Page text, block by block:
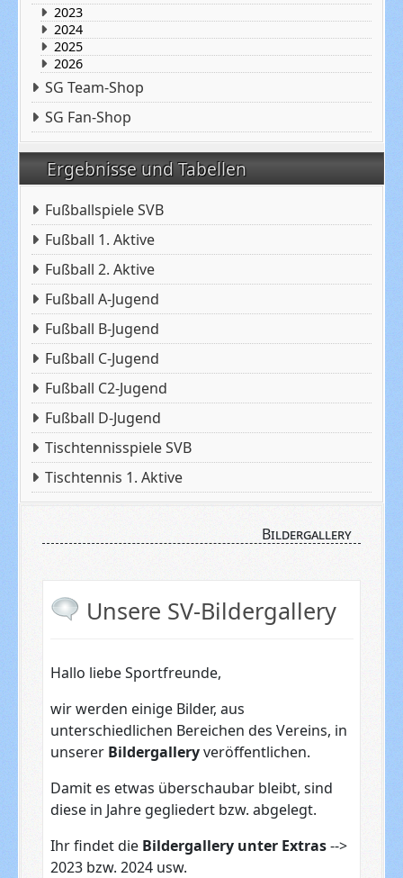
2023
2024
2025
2026
SG Team-Shop
SG Fan-Shop
Ergebnisse und Tabellen
Fußballspiele SVB
Fußball 1. Aktive
Fußball 2. Aktive
Fußball A-Jugend
Fußball B-Jugend
Fußball C-Jugend
Fußball C2-Jugend
Fußball D-Jugend
Tischtennisspiele SVB
Tischtennis 1. Aktive
Bildergallery
Unsere SV-Bildergallery
Hallo liebe Sportfreunde,
wir werden einige Bilder, aus
unterschiedlichen Bereichen des Vereins, in
unserer Bildergalleryveröffentlichen.
Damit es etwas überschaubar bleibt, sind
diese in Jahre gegliedert bzw. abgelegt.
Ihr findet die Bildergallery unter Extras-->
2023 bzw. 2024 usw.